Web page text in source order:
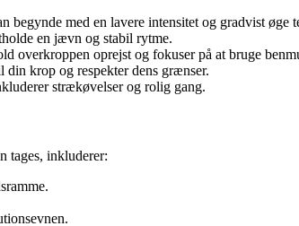
med en lavere intensitet og gradvist øge
en jævn og stabil rytme.
overkroppen oprejst og fokuser på at bruge
krop og respekter dens grænser.
strækøvelser og rolig gang.
tages, inkluderer: